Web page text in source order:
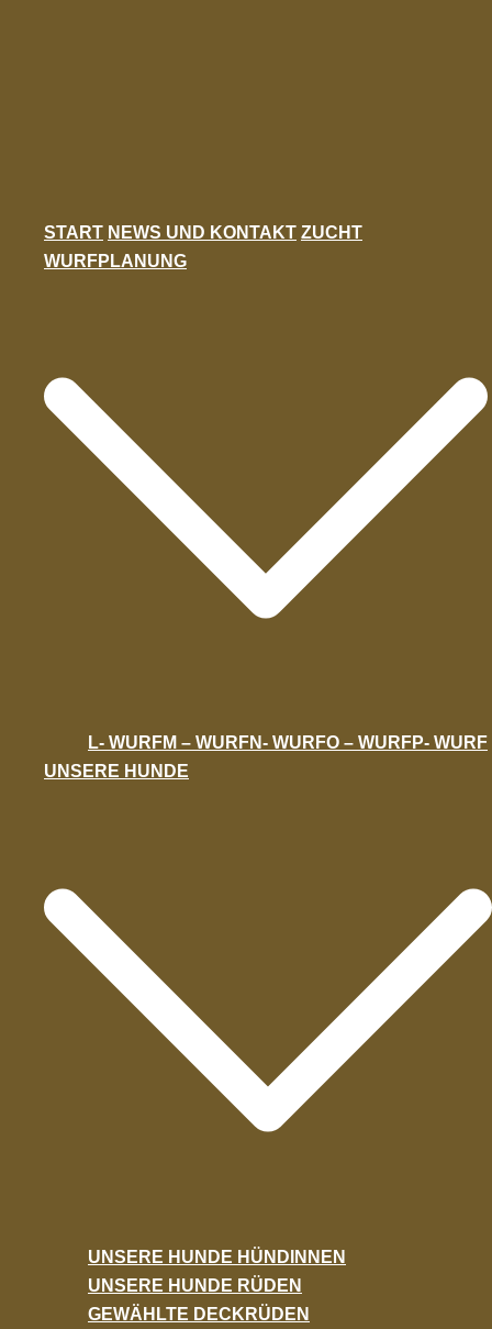
START NEWS UND KONTAKT ZUCHT
WURFPLANUNG
L- WURFM – WURFN- WURFO – WURFP- WURF
UNSERE HUNDE
UNSERE HUNDE HÜNDINNEN
UNSERE HUNDE RÜDEN
GEWÄHLTE DECKRÜDEN